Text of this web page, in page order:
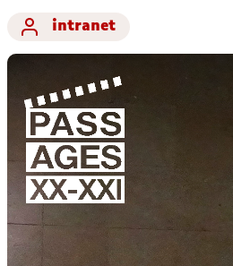
intranet